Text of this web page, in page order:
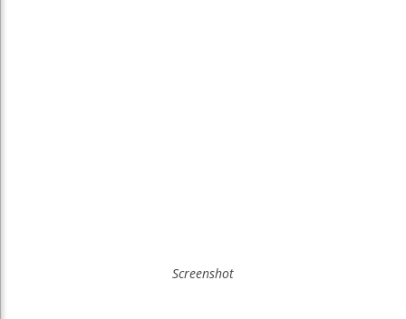
Screenshot